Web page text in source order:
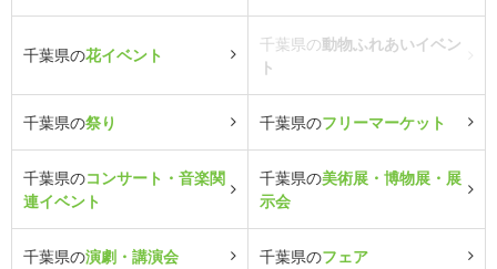
千葉県の花イベント
千葉県の動物ふれあいイベン
ト
千葉県の祭り 千葉県のフリーマーケット
千葉県のコンサート・音楽関
連イベント
千葉県の美術展・博物展・展
示会
千葉県の演劇・講演会 千葉県のフェア